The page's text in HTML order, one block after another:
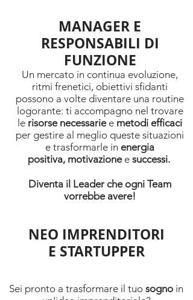
MANAGER E
RESPONSABILI DI
FUNZIONE
Un mercato in continua evoluzione,
ritmi frenetici, obiettivi sfidanti
possono a volte diventare una routine
logorante: ti accompagno nel trovare
le risorse necessarie e metodi efficaci
per gestire al meglio queste situazioni
e trasformarle in energia
positiva,motivazione esuccessi.
Diventa il Leader che ogni Team
vorrebbe avere!
NEO IMPRENDITORI
E STARTUPPER
Sei pronto a trasformare il tuo sogno in